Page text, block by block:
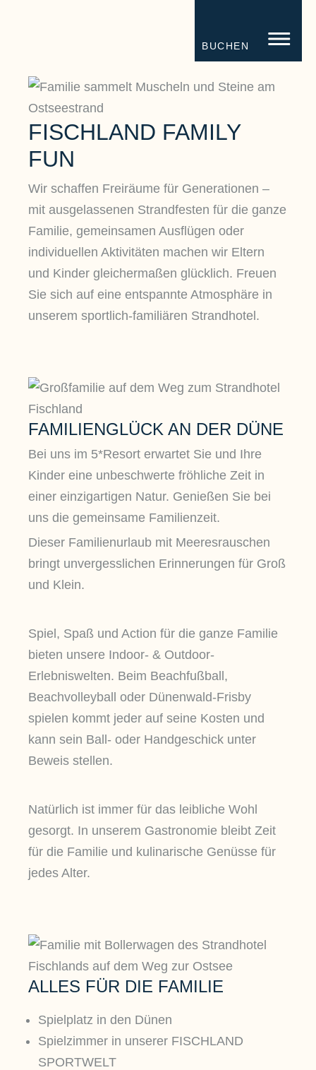
BUCHEN
FISCHLAND FAMILY
FUN
Wir schaffen Freiräume für Generationen –
mit ausgelassenen Strandfesten für die ganze
Familie, gemeinsamen Ausflügen oder
individuellen Aktivitäten machen wir Eltern
und Kinder gleichermaßen glücklich. Freuen
Sie sich auf eine entspannte Atmosphäre in
unserem sportlich-familiären Strandhotel.
FAMILIENGLÜCK AN DER DÜNE
Bei uns im 5*Resort erwartet Sie und Ihre
Kinder eine unbeschwerte fröhliche Zeit in
einer einzigartigen Natur. Genießen Sie bei
uns die gemeinsame Familienzeit.
Dieser Familienurlaub mit Meeresrauschen
bringt unvergesslichen Erinnerungen für Groß
und Klein.
Spiel, Spaß und Action für die ganze Familie
bieten unsere Indoor- & Outdoor-
Erlebniswelten. Beim Beachfußball,
Beachvolleyball oder Dünenwald-Frisby
spielen kommt jeder auf seine Kosten und
kann sein Ball- oder Handgeschick unter
Beweis stellen.
Natürlich ist immer für das leibliche Wohl
gesorgt. In unserem Gastronomie bleibt Zeit
für die Familie und kulinarische Genüsse für
jedes Alter.
ALLES FÜR DIE FAMILIE
Spielplatz in den Dünen
Spielzimmer in unserer FISCHLAND
SPORTWELT